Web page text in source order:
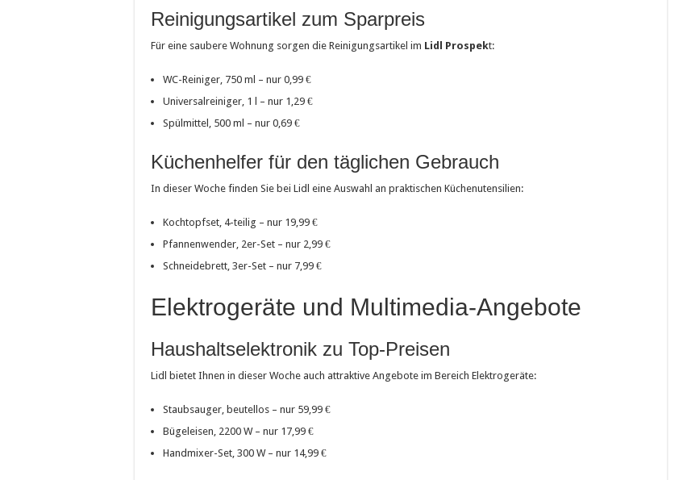
Reinigungsartikel zum Sparpreis
Für eine saubere Wohnung sorgen die Reinigungsartikel im Lidl Prospekt:
WC-Reiniger, 750 ml – nur 0,99 €
Universalreiniger, 1 l – nur 1,29 €
Spülmittel, 500 ml – nur 0,69 €
Küchenhelfer für den täglichen Gebrauch
In dieser Woche finden Sie bei Lidl eine Auswahl an praktischen Küchenutensilien:
Kochtopfset, 4-teilig – nur 19,99 €
Pfannenwender, 2er-Set – nur 2,99 €
Schneidebrett, 3er-Set – nur 7,99 €
Elektrogeräte und Multimedia-Angebote
Haushaltselektronik zu Top-Preisen
Lidl bietet Ihnen in dieser Woche auch attraktive Angebote im Bereich Elektrogeräte:
Staubsauger, beutellos – nur 59,99 €
Bügeleisen, 2200 W – nur 17,99 €
Handmixer-Set, 300 W – nur 14,99 €